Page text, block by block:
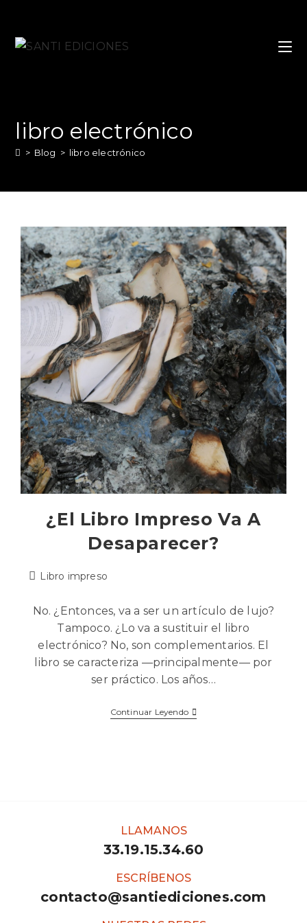
libro electrónico
> Blog > libro electrónico
¿El Libro Impreso Va A
Desaparecer?
Libro impreso
No. ¿Entonces, va a ser un artículo de lujo?
Tampoco. ¿Lo va a sustituir el libro
electrónico? No, son complementarios. El
libro se caracteriza —principalmente— por
ser práctico. Los años…
Continuar Leyendo
LLAMANOS
33.19.15.34.60
ESCRÍBENOS
contacto@santiediciones.com